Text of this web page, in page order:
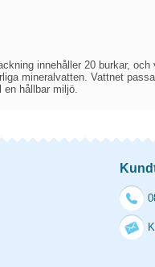
innehåller 20 burkar, och
mineralvatten. Vattnet
en hållbar miljö.